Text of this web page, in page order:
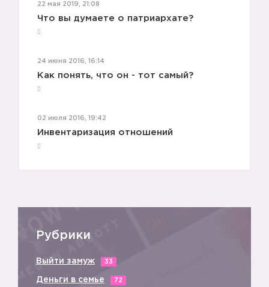
22 мая 2019, 21:08
Что вы думаете о патриархате?
24 июня 2016, 16:14
Как понять, что он - тот самый?
02 июля 2016, 19:42
Инвентаризация отношений
Рубрики
Выйти замуж 33
Деньги в семье 72